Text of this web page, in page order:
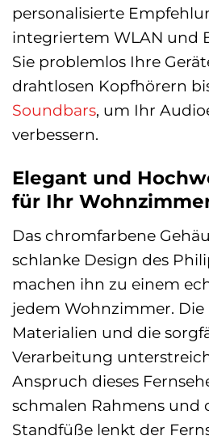
personalisierte
integriertem WLAN und
Sie problemlos Ihre
drahtlosen Kopfhörern
Soundbars, um Ihr
verbessern.
Elegant und
für Ihr
Das chromfarbene
schlanke Design des
machen ihn zu einem
jedem Wohnzimmer.
Materialien und die
Verarbeitung
Anspruch dieses
schmalen Rahmens und
Standfüße lenkt der